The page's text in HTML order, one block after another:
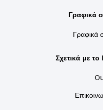
Γραφικά
Γραφικά
Σχετικά με